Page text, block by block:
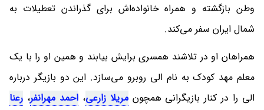
وطن بازگشته و همراه خانواده‌اش برای گذراندن تعطیلات به
شمال ایران سفر می‌کند.
همراهان او در تلاشند همسری برایش بیابند و همین او را با یک
معلم مهد کودک به نام الی روبرو می‌سازد. این دو بازیگر درباره
الی را در کنار بازیگرانی همچونمریلا زارعی،احمد مهرانفر، رعنا